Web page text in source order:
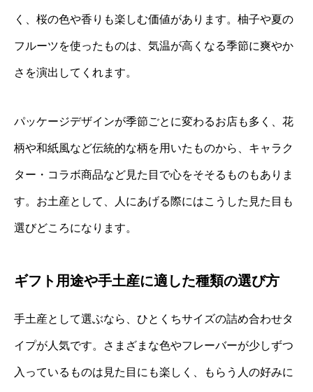
く、桜の色や香りも楽しむ価値があります。柚子や夏の
フルーツを使ったものは、気温が高くなる季節に爽やか
さを演出してくれます。
パッケージデザインが季節ごとに変わるお店も多く、花
柄や和紙風など伝統的な柄を用いたものから、キャラク
ター・コラボ商品など見た目で心をそそるものもありま
す。お土産として、人にあげる際にはこうした見た目も
選びどころになります。
ギフト用途や手土産に適した種類の選び方
手土産として選ぶなら、ひとくちサイズの詰め合わせタ
イプが人気です。さまざまな色やフレーバーが少しずつ
入っているものは見た目にも楽しく、もらう人の好みに